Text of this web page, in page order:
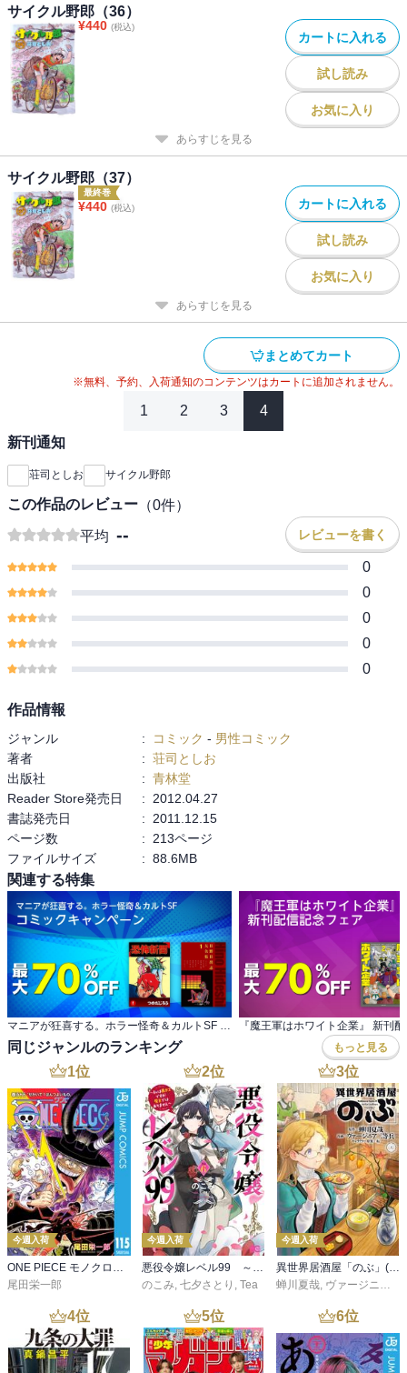
サイクル野郎（36）
¥440 (税込)
カートに入れる
試し読み
お気に入り
あらすじを見る
サイクル野郎（37）
最終巻
¥440 (税込) カートに入れる
試し読み
お気に入り
あらすじを見る
まとめてカート
※無料、予約、入荷通知のコンテンツはカートに追加されません。
1 2 3 4
新刊通知
荘司としお サイクル野郎
この作品のレビュー （0件）
平均 -- レビューを書く
0
0
0
0
0
作品情報
ジャンル : コミック - 男性コミック
著者
: 荘司としお
出版社
: 青林堂
Reader Store発売日
:
2012.04.27
書誌発売日
:
2011.12.15
ページ数
:
213ページ
ファイルサイズ
: 88.6MB
関連する特集
マニアが狂喜する。ホラー怪奇＆カルトSF コミックキャンペーン
同じジャンルのランキング もっと見る
1位
今週入荷
ONE PIECE モノクロ版 115
尾田栄一郎
2位
今週入荷
悪役令嬢レベル99 ～私は裏ボスですが魔王ではありません～ その６
のこみ, 七夕さとり , Tea
3位
今週入荷
異世界居酒屋「のぶ」(22)
蝉川夏哉, ヴァージニア二等兵
4位 5位 6位